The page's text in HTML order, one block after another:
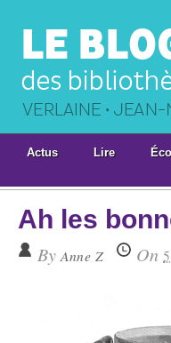
Actus Lire
Ah les
By Anne Z On